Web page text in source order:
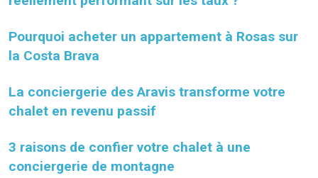
Pourquoi acheter un appartement à Rosas sur
la Costa Brava
La conciergerie des Aravis transforme votre
chalet en revenu passif
3 raisons de confier votre chalet à une
conciergerie de montagne